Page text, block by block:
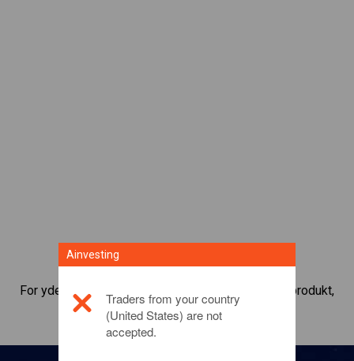
For yderligere oplysninger om dette investeringsprodukt,
bedes duklikke her
Ainvesting
Traders from your country
(United States) are not
accepted.